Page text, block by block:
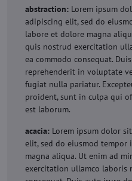
abstraction: Lorem ipsum
adipiscing elit, sed do
labore et dolore magna
quis nostrud exercitation
ea commodo consequat.
reprehenderit in voluptate
fugiat nulla pariatur.
proident, sunt in culpa qui
est laborum.
acacia: Lorem ipsum dolor
elit, sed do eiusmod
magna aliqua. Ut enim ad
exercitation ullamco laboris